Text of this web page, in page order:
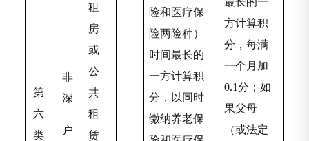
险和医疗保
险两险种）
时间最长的
一方计算积
分，以同时
缴纳养老保
方计算积
分，每满
一个月加
0.1分；如
果父母
（或法定
第
六
类
非
深
户
租
房
或
公
共
租
赁